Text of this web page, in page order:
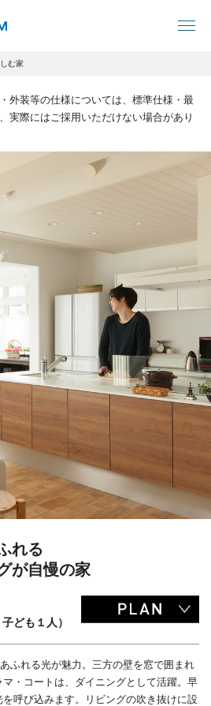
む家
外装等の仕様については、標準仕様・最
実際にはご採用いただけない場合があり
れる
が自慢の家
ども１人）
ふれる光が魅力。三方の壁を窓で囲まれ
・コートは、ダイニングとして活躍。早
呼び込みます。リビングの吹き抜けに設